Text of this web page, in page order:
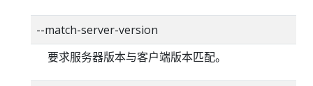
--match-server-version
要求服务器版本与客户端版本匹配。